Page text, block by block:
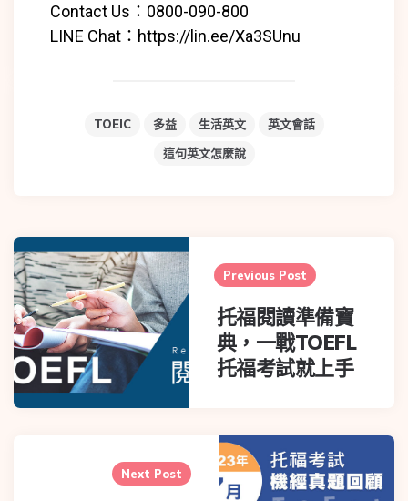
Contact Us：0800-090-800
LINE Chat： https://lin.ee/Xa3SUnu
TOEIC 多益 生活英文
英文會話
這句英文怎麼說
Previous Post
托福閱讀準備寶
典，一戰TOEFL
托福考試就上手
Next Post